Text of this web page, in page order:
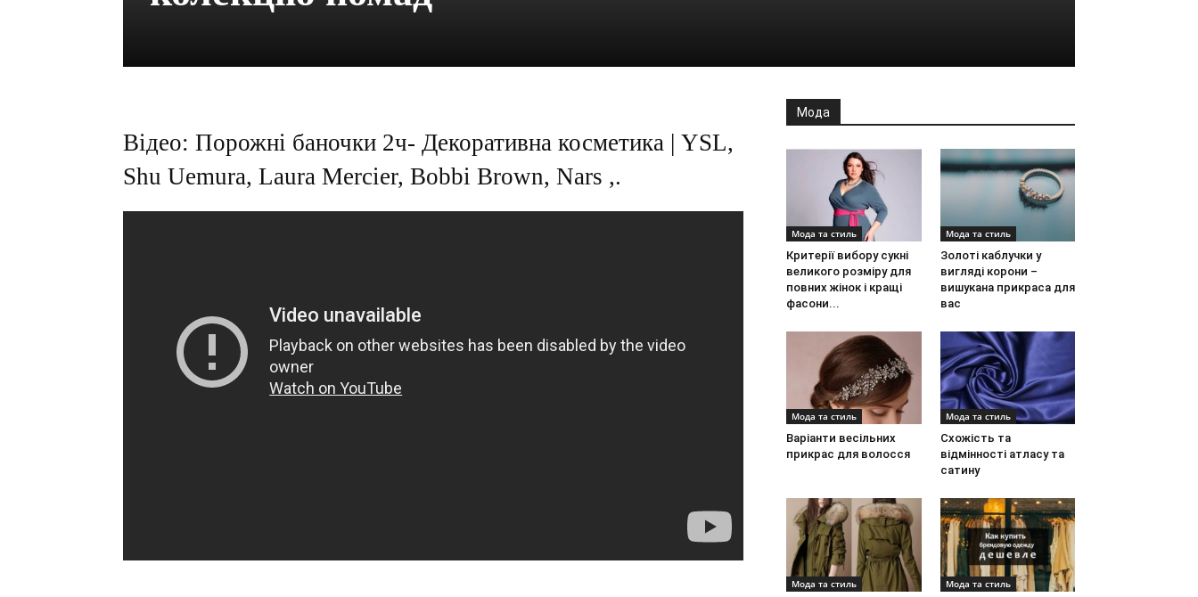
Відео: Порожні баночки 2ч- Декоративна косметика | YSL,
Shu Uemura, Laura Mercier, Bobbi Brown, Nars ,.
Мода
Мода та стиль
Критерії вибору сукні
великого розміру для
повних жінок і кращі
фасони...
Мода та стиль
Золоті каблучки у
вигляді корони –
вишукана прикраса для
вас
Мода та стиль
Варіанти весільних
прикрас для волосся
Мода та стиль
Схожість та
відмінності атласу та
сатину
Мода та стиль Мода та стиль